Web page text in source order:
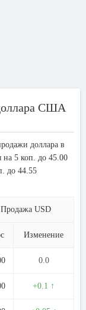
США
доллара в
на 5 коп. до 45.00
до 44.55
Продажа USD
Изменение
0.0
+0.1 ↑